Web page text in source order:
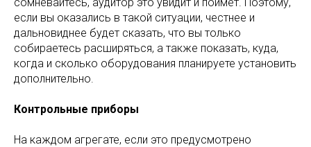
если вы оказались в такой ситуации, честнее и
дальновиднее будет сказать, что вы только
собираетесь расширяться, а также показать, куда,
когда и сколько оборудования планируете установить
дополнительно.
Контрольные приборы
На каждом агрегате, если это предусмотрено